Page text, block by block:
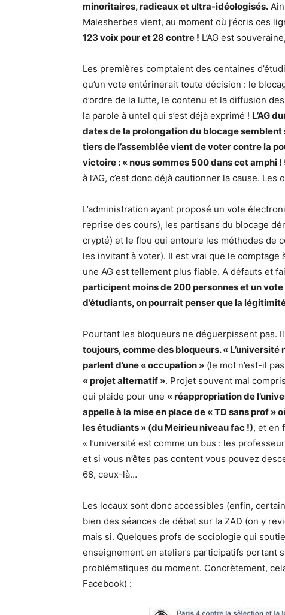
minoritaires, radicaux et ultra-idéologisés.
Malesherbes vient, au moment où j’écris ces
123 voix pour et 28 contre ! L’AG est
Les premières comptaient des centaines
qu’un vote entérinerait toute décision : le
d’ordre de la lutte, le contenu et la diffusion
la parole à untel qui s’est déjà exprimé ! L’AG
dates de la prolongation du blocage semblent
tiers de l’assemblée vient de voter contre la
victoire : « nous sommes 500 dans cet amphi
à l’AG, c’est donc déjà cautionner la cause.
L’administration ayant proposé un vote
reprise des cours), les partisans du blocage
crypté) et le flou qui entoure les méthodes de
les invitant à voter). Il est vrai que le
une AG est tellement plus fiable. A défauts et
participent moins de 200 personnes et un
d’étudiants, on pourrait penser que la
Pourtant les bloqueurs ne déguerpissent pas. Il
toujours, comme des bloqueurs. «
parlent d’une « occupation » (le mot n’est-il
« projet alternatif ». Projet souvent mal
qui plaide pour une « réappropriation de
appelle à la mise en place de « TD sans prof »
les étudiants » (du Meirieu niveau fac !), et en
« l’université est comme un bus : les
et si vous n’êtes pas content vous pouvez
68, ceux-là…
Les locaux sont donc accessibles (enfin,
bien des séances de débat sur la ZAD (on y
mais si. Quelques profs de sociologie qui
enseignement en ateliers participatifs portant
problématiques du moment. Concrètement,
Facebook) :